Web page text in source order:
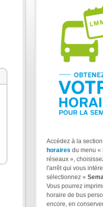
Accédez à la section
horaires du menu «
réseaux »,
l'arrêt qui vous
sélectionnez «
Vous pourrez
horaire de bus
encore, en